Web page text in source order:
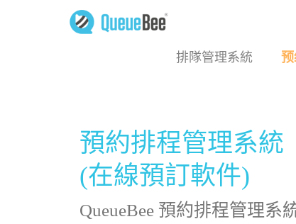
排隊管理系統
預約排程管理系統
(在線預訂軟件)
QueueBee 預約排程管理系